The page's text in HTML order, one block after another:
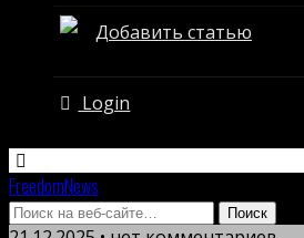
Добавить статью
Login
FreedomNews